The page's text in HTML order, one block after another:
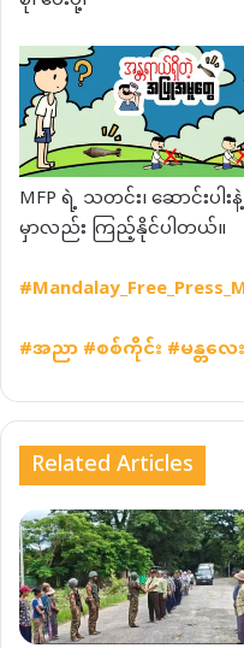
MFP ရဲ့ သတင်း၊ ဆောင်
မှာလည်း ကြည့်နိုင်ပါတယ်။
#အညာ#စစ်ကိုင်း#မန္တလေး
Related Articles